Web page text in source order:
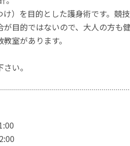
）を目的とした護身術です。競
目的ではないので、大人の方も
室があります。
い。